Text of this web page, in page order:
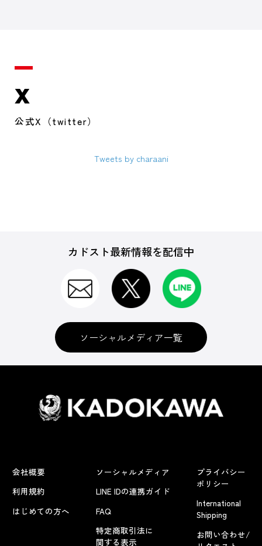
X
公式X（twitter）
Tweets by charaani
カドスト最新情報を配信中
ソーシャルメディア一覧
会社概要
利用規約
はじめての方へ
ソーシャルメディア
LINE IDの連携ガイド
FAQ
特定商取引法に
関する表示
プライバシー
ポリシー
International
Shipping
お問い合わせ/